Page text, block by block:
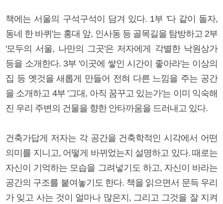
책에는 서울의 구석구석이 담겨 있다. 1부 '다 같이 돌자,
동네 한 바퀴'는 홍대 앞, 인사동 등 골목길을 탐방하고 2부
'모두의 서울, 나만의 그곳'은 저자에게 각별한 낙원상가
등을 소개한다. 3부 '이곳에 쌓인 시간이 좋아라'는 이상의
집 등 옛것을 새롭게 만들어 전혀 다른 느낌을 주는 공간
을 소개하고 4부 '그대, 아직 꿈꾸고 있는가'는 이미 익숙해
진 우리 주변의 건물을 향한 안타까움을 드러내고 있다.
건축가답게 저자는 각 공간을 건축학적인 시각에서 어떤
의미를 지니고, 어떻게 바뀌었는지 설명하고 있다. 때로는
자신이 기억하는 모습을 그려넣기도 하고, 자신이 바라는
공간의 구조를 붙여놓기도 한다. 책을 읽으면서 문득 우리
가 잊고 사는 것이 얼마나 많은지, 그리고 그것을 잘 지켜